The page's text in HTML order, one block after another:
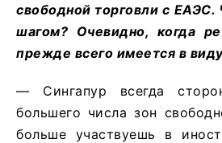
свободной торговли с ЕАЭС.
шагом? Очевидно, когда
прежде всего имеется в
— Сингапур всегда
большего числа зон
больше участвуешь в